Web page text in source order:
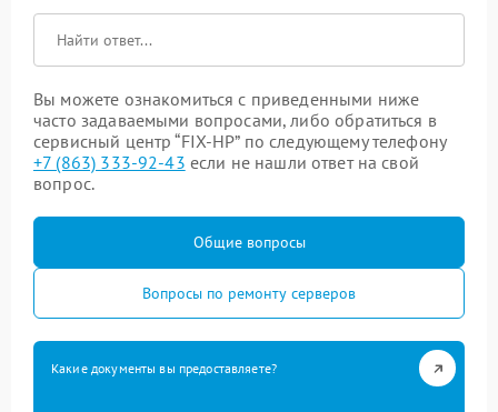
Вы можете ознакомиться с приведенными ниже
часто задаваемыми вопросами, либо обратиться в
сервисный центр “FIX-HP” по следующему телефону
+7 (863) 333-92-43 если не нашли ответ на свой
вопрос.
Общие вопросы
Вопросы по ремонту серверов
Какие документы вы предоставляете?